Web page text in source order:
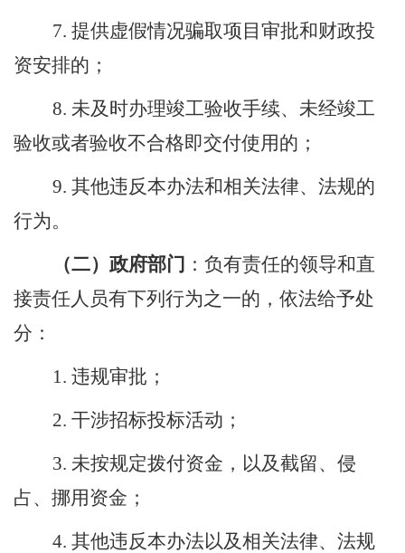
7. 提供虚假情况骗取项目审批和财政投
资安排的；
8. 未及时办理竣工验收手续、未经竣工
验收或者验收不合格即交付使用的；
9. 其他违反本办法和相关法律、法规的
行为。
（二） 政府部门 ： 负有责任的领导和直
接责任人员有下列行为之一的，依法给予处
分：
1. 违规审批；
2. 干涉招标投标活动；
3. 未按规定拨付资金，以及截留、侵
占、挪用资金；
4. 其他违反本办法以及相关法律、法规